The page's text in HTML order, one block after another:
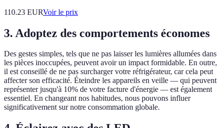
110.23 EURVoir le prix
3. Adoptez des comportements économes
Des gestes simples, tels que ne pas laisser les lumières allumées dans
les pièces inoccupées, peuvent avoir un impact formidable. En outre,
il est conseillé de ne pas surcharger votre réfrigérateur, car cela peut
affecter son efficacité. Éteindre les appareils en veille — qui peuvent
représenter jusqu'à 10% de votre facture d'énergie — est également
essentiel. En changeant nos habitudes, nous pouvons influer
significativement sur notre consommation globale.